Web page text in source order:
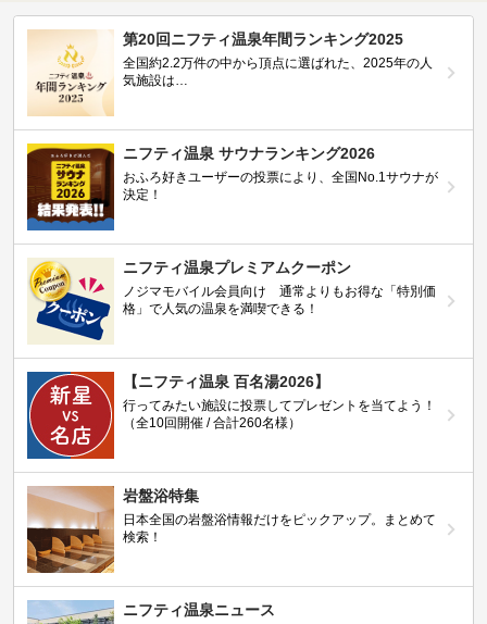
第20回ニフティ温泉年間ランキング2025
全国約2.2万件の中から頂点に選ばれた、2025年の人
気施設は…
ニフティ温泉 サウナランキング2026
おふろ好きユーザーの投票により、全国No.1サウナが
決定！
ニフティ温泉プレミアムクーポン
ノジマモバイル会員向け 通常よりもお得な「特別価
格」で人気の温泉を満喫できる！
【ニフティ温泉 百名湯2026】
行ってみたい施設に投票してプレゼントを当てよう！
（全10回開催 / 合計260名様）
岩盤浴特集
日本全国の岩盤浴情報だけをピックアップ。まとめて
検索！
ニフティ温泉ニュース